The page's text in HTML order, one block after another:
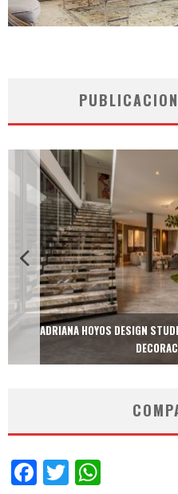
ADRIANA HOYOS DESIGN
Facebook
Twitter